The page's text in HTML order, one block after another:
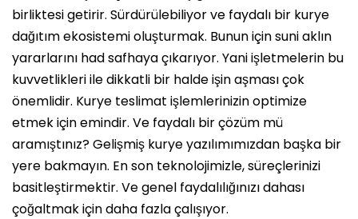
birliktesi getirir. Sürdürülebiliyor ve faydalı bir kurye
dağıtım ekosistemi oluşturmak. Bunun için suni aklın
yararlarını had safhaya çıkarıyor. Yani işletmelerin bu
kuvvetlikleri ile dikkatli bir halde işin aşması çok
önemlidir. Kurye teslimat işlemlerinizin optimize
etmek için emindir. Ve faydalı bir çözüm mü
aramıştınız? Gelişmiş kurye yazılımımızdan başka bir
yere bakmayın. En son teknolojimizle, süreçlerinizi
basitleştirmektir. Ve genel faydalılığınızı dahası
çoğaltmak için daha fazla çalışıyor.